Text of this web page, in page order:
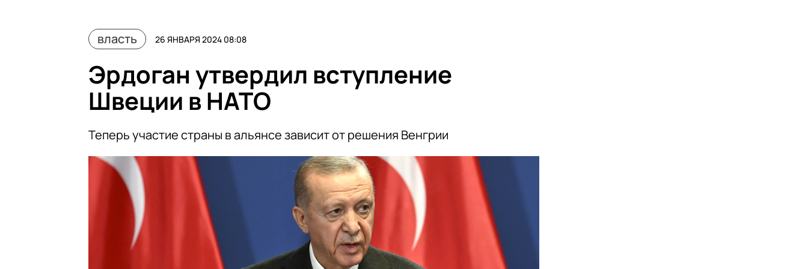
власть 26 ЯНВАРЯ 2024 08:08
Эрдоган утвердил вступление
Швеции в НАТО
Теперь участие страны в альянсе зависит от решения Венгрии